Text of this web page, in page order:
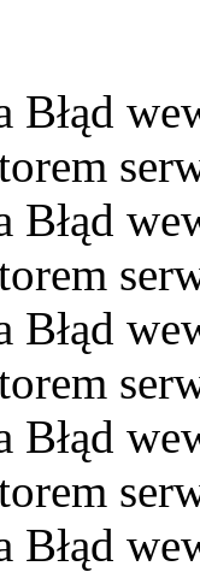
Błąd
Błąd
Błąd
Błąd
Błąd